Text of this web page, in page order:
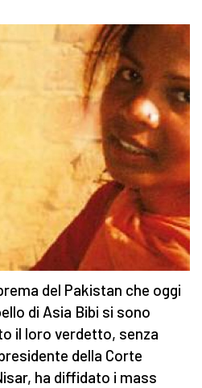
del Pakistan che oggi
di Asia Bibi si sono
il loro verdetto, senza
della Corte
ha diffidato i mass